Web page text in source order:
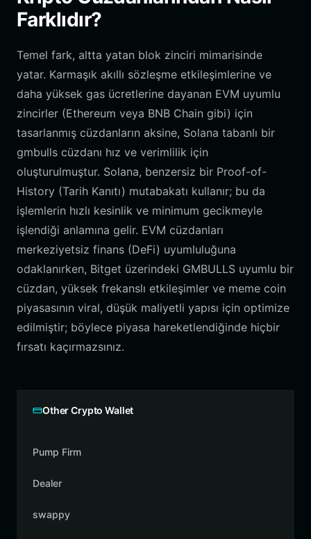
Farklıdır?
Temel fark, altta yatan blok zinciri mimarisinde
yatar. Karmaşık akıllı sözleşme etkileşimlerine ve
daha yüksek gas ücretlerine dayanan EVM uyumlu
zincirler (Ethereum veya BNB Chain gibi) için
tasarlanmış cüzdanların aksine, Solana tabanlı bir
gmbulls cüzdanı hız ve verimlilik için
oluşturulmuştur. Solana, benzersiz bir Proof-of-
History (Tarih Kanıtı) mutabakatı kullanır; bu da
işlemlerin hızlı kesinlik ve minimum gecikmeyle
işlendiği anlamına gelir. EVM cüzdanları
merkeziyetsiz finans (DeFi) uyumluluğuna
odaklanırken, Bitget üzerindeki GMBULLS uyumlu bir
cüzdan, yüksek frekanslı etkileşimler ve meme coin
piyasasının viral, düşük maliyetli yapısı için optimize
edilmiştir; böylece piyasa hareketlendiğinde hiçbir
fırsatı kaçırmazsınız.
Other Crypto Wallet
Pump Firm
Dealer
swappy